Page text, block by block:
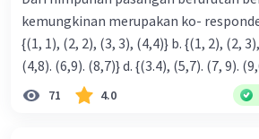
Jadi, neto dua barang tersebut
Beri Rating·0.0( 0) Balas
kemungkinan merupakan ko- respondensi satu-satu? a.
{(1, 1), (2, 2), (3, 3), (4,4)} b. {(1, 2), (2, 3), (3, 4). (4,5)} c. {(2,7).
(4,8). (6,9). (8,7)} d. {(3.4), (5,7). (7, 9).
71 4.0